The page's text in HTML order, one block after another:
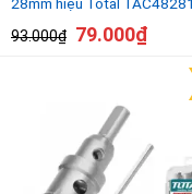
93.000₫ 79.000₫